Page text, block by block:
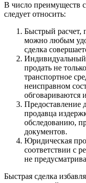
В число преимуществ
следует относить:
Быстрый расчет,
можно любым
сделка
продать не
транспортное
неисправном
обговариваются
Предоставление
продавца
обследованию,
документов.
Юридическая
соответствии с
не
Быстрая сделка